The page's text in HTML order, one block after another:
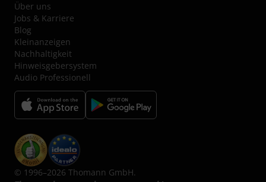
Über uns
Jobs & Karriere
Blog
Kleinanzeigen
Nachhaltigkeit
Hinweisgebersystem
Audio Professionell
© 1996–2026 Thomann GmbH.